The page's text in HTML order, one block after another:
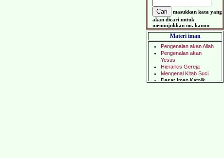
masukkan kata yang
akan dicari untuk
menunjukkan no. kanon
Materi iman